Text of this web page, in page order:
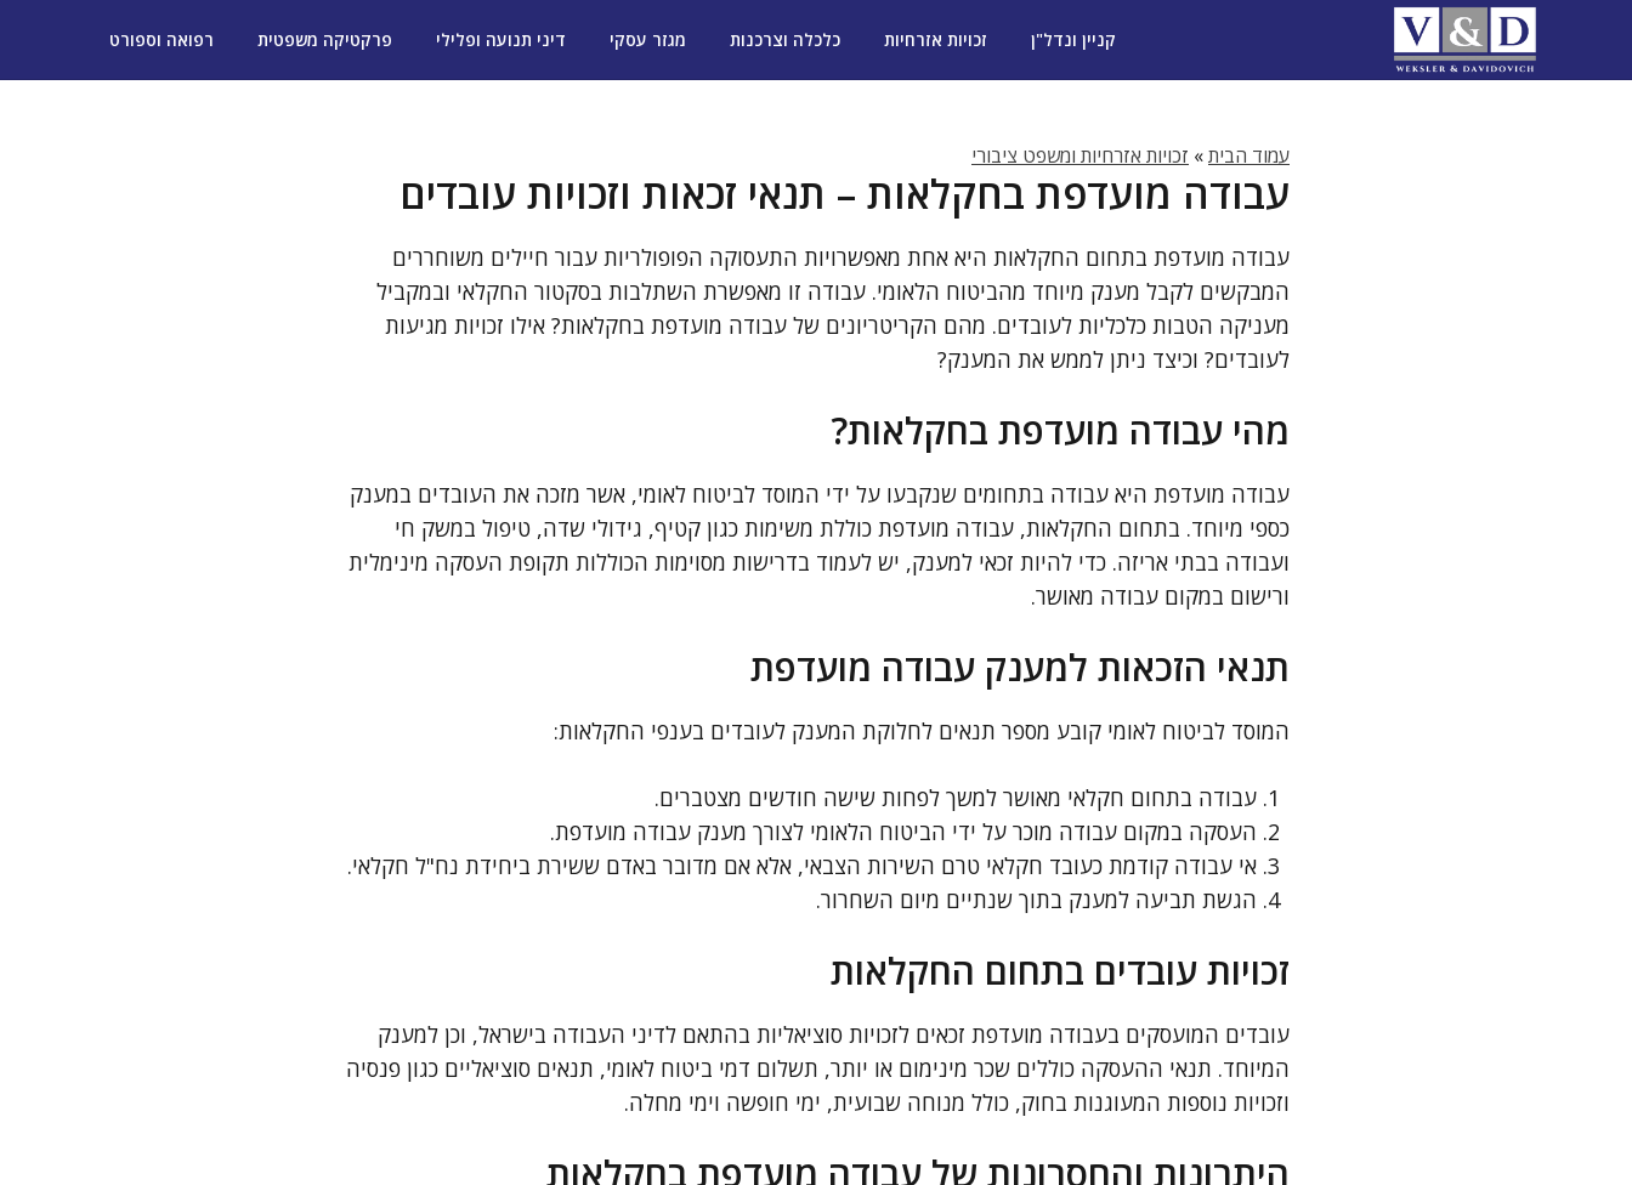
קניין ונדל"ן זכויות אזרחיות כלכלה וצרכנות מגזר עסקי דיני תנועה ופלילי פרקטיקה משפטית רפואה וספורט
עמוד הבית» זכויות אזרחיות ומשפט ציבורי
עבודה מועדפת בחקלאות – תנאי זכאות וזכויות עובדים
עבודה מועדפת בתחום החקלאות היא אחת מאפשרויות התעסוקה הפופולריות עבור חיילים משוחררים
המבקשים לקבל מענק מיוחד מהביטוח הלאומי. עבודה זו מאפשרת השתלבות בסקטור החקלאי ובמקביל
מעניקה הטבות כלכליות לעובדים. מהם הקריטריונים של עבודה מועדפת בחקלאות? אילו זכויות מגיעות
לעובדים? וכיצד ניתן לממש את המענק?
מהי עבודה מועדפת בחקלאות?
עבודה מועדפת היא עבודה בתחומים שנקבעו על ידי המוסד לביטוח לאומי, אשר מזכה את העובדים במענק
כספי מיוחד. בתחום החקלאות, עבודה מועדפת כוללת משימות כגון קטיף, גידולי שדה, טיפול במשק חי
ועבודה בבתי אריזה. כדי להיות זכאי למענק, יש לעמוד בדרישות מסוימות הכוללות תקופת העסקה מינימלית
ורישום במקום עבודה מאושר.
תנאי הזכאות למענק עבודה מועדפת
המוסד לביטוח לאומי קובע מספר תנאים לחלוקת המענק לעובדים בענפי החקלאות:
עבודה בתחום חקלאי מאושר למשך לפחות שישה חודשים מצטברים.
העסקה במקום עבודה מוכר על ידי הביטוח הלאומי לצורך מענק עבודה מועדפת.
אי עבודה קודמת כעובד חקלאי טרם השירות הצבאי, אלא אם מדובר באדם ששירת ביחידת נח"ל חקלאי.
הגשת תביעה למענק בתוך שנתיים מיום השחרור.
זכויות עובדים בתחום החקלאות
עובדים המועסקים בעבודה מועדפת זכאים לזכויות סוציאליות בהתאם לדיני העבודה בישראל, וכן למענק
המיוחד. תנאי ההעסקה כוללים שכר מינימום או יותר, תשלום דמי ביטוח לאומי, תנאים סוציאליים כגון פנסיה
וזכויות נוספות המעוגנות בחוק, כולל מנוחה שבועית, ימי חופשה וימי מחלה.
היתרונות והחסרונות של עבודה מועדפת בחקלאות